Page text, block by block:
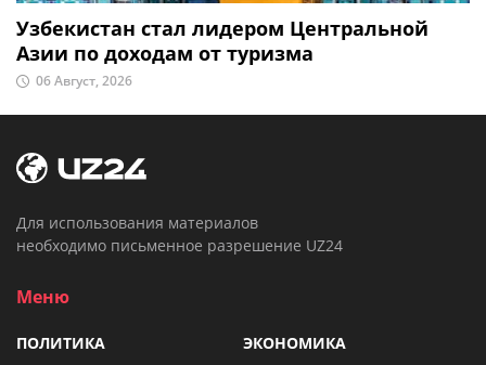
Узбекистан стал лидером Центральной
Азии по доходам от туризма
06 Август, 2026
Для использования материалов
необходимо письменное разрешение UZ24
Меню
ПОЛИТИКА
ЭКОНОМИКА